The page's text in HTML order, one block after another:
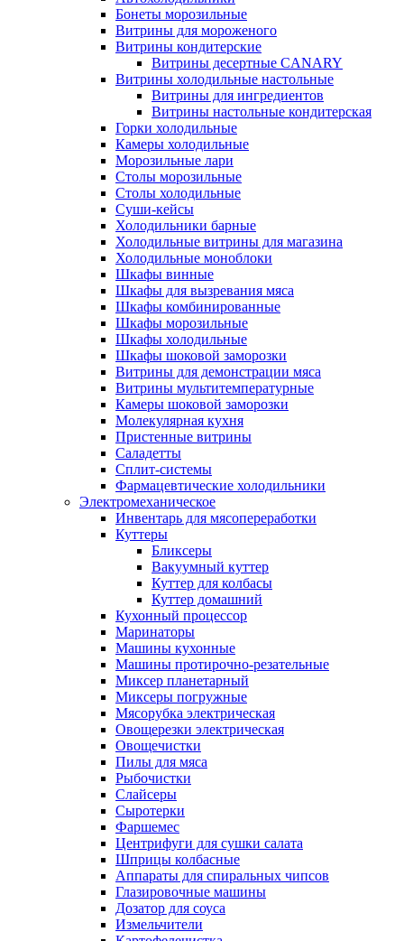
Бонеты морозильные
Витрины для мороженого
Витрины кондитерские
Витрины десертные CANARY
Витрины холодильные настольные
Витрины для ингредиентов
Витрины настольные кондитерская
Горки холодильные
Камеры холодильные
Морозильные лари
Столы морозильные
Столы холодильные
Суши-кейсы
Холодильники барные
Холодильные витрины для магазина
Холодильные моноблоки
Шкафы винные
Шкафы для вызревания мяса
Шкафы комбинированные
Шкафы морозильные
Шкафы холодильные
Шкафы шоковой заморозки
Витрины для демонстрации мяса
Витрины мультитемпературные
Камеры шоковой заморозки
Молекулярная кухня
Пристенные витрины
Саладетты
Сплит-системы
Фармацевтические холодильники
Электромеханическое
Инвентарь для мясопереработки
Куттеры
Бликсеры
Вакуумный куттер
Куттер для колбасы
Куттер домашний
Кухонный процессор
Маринаторы
Машины кухонные
Машины протирочно-резательные
Миксер планетарный
Миксеры погружные
Мясорубка электрическая
Овощерезки электрическая
Овощечистки
Пилы для мяса
Рыбочистки
Слайсеры
Сыротерки
Фаршемес
Центрифуги для сушки салата
Шприцы колбасные
Аппараты для спиральных чипсов
Глазировочные машины
Дозатор для соуса
Измельчители